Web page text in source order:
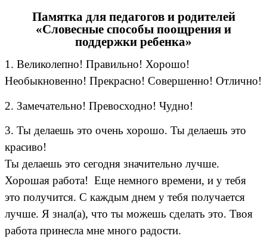
Памятка для педагогов и родителей
«Словесные способы поощрения и
поддержки ребенка»
1. Великолепно! Правильно! Хорошо!
Необыкновенно! Прекрасно! Совершенно! Отлично!
2. Замечательно! Превосходно! Чудно!
3. Ты делаешь это очень хорошо. Ты делаешь это
красиво!
Ты делаешь это сегодня значительно лучше.
Хорошая работа! Еще немного времени, и у тебя
это получится. С каждым днем у тебя получается
лучше. Я знал(а), что ты можешь сделать это. Твоя
работа принесла мне много радости.